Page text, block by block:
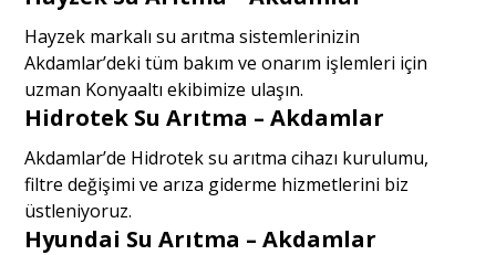
Hayzek markalı su arıtma sistemlerinizin
Akdamlar’deki tüm bakım ve onarım işlemleri için
uzman Konyaaltı ekibimize ulaşın.
Hidrotek Su Arıtma – Akdamlar
Akdamlar’de Hidrotek su arıtma cihazı kurulumu,
filtre değişimi ve arıza giderme hizmetlerini biz
üstleniyoruz.
Hyundai Su Arıtma – Akdamlar